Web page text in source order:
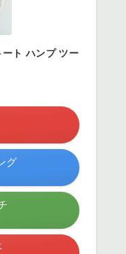
ート ハンプ ツー
グ